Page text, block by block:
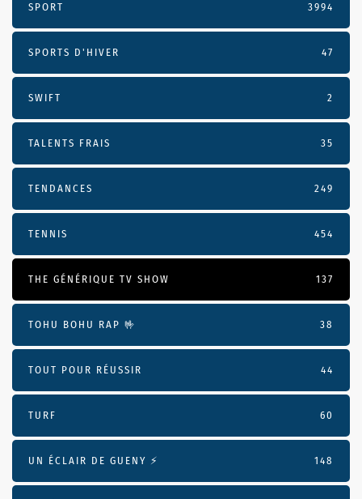
SPORT 3994
SPORTS D'HIVER 47
SWIFT 2
TALENTS FRAIS 35
TENDANCES 249
TENNIS 454
THE GÉNÉRIQUE TV SHOW 137
TOHU BOHU RAP 🤟 38
TOUT POUR RÉUSSIR 44
TURF 60
UN ÉCLAIR DE GUENY ⚡️ 148